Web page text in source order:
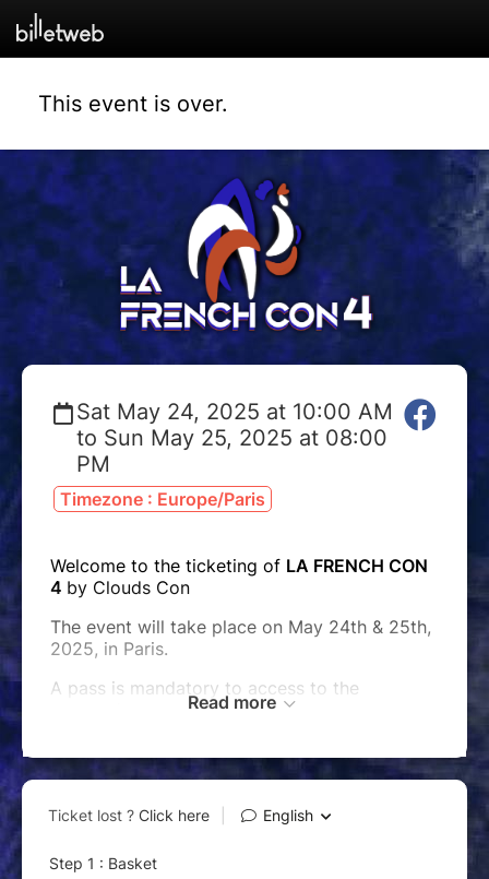
This event is over.
Sat May 24, 2025 at 10:00 AM
to Sun May 25, 2025 at 08:00
PM
Timezone : Europe/Paris
Welcome to the ticketing of LA FRENCH CON
4 by Clouds Con
The event will take place on May 24th & 25th,
2025, in Paris.
A pass is mandatory to access to the
conditionsBEFORE buying anything
For any question, please look at our
session on our website or send us
an email at
contact
Read more